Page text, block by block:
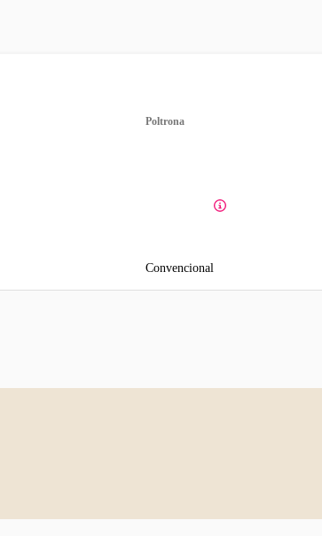
Poltrona
Convencional